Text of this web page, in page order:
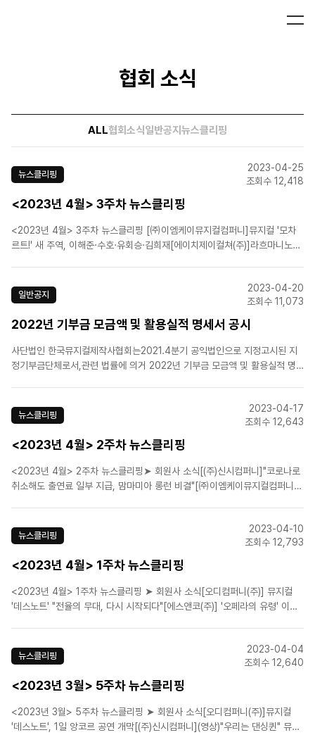
협회 소식
ALL협회소식일반공지 뉴스클리핑
뉴스클리핑
2023-04-25
조회수 12,418
<2023년 4월> 3주차 뉴스클리핑
<2023년 4월> 3주차 뉴스클리핑 [㈜이엠케이뮤지컬컴퍼니]뮤지컬 '모차
르트!' 새 주역, 이해준·수호·유회승·김희재[에이치제이컬쳐(주)]라흐마니노프,
진 창작자 발굴…'메이크 어..
일반공지
2023-04-20
조회수 11,073
2022년 기부금 모금액 및 활용실적 명세서 공시
사단법인 한국뮤지컬제작사협회는2021.4분기 공익법인으로 지정고시된 지
정기부금단체로서,관련 법률에 의거 2022년 기부금 모금액 및 활용실적 명
뉴스클리핑
2023-04-17
조회수 12,643
<2023년 4월> 2주차 뉴스클리핑
<2023년 4월> 2주차 뉴스클리핑➤ 회원사 소식[(주)신시컴퍼니]"코로나로
취소해도 출연료 일부 지급, 맘마미아 롱런 비결"[㈜이엠케이뮤지컬컴퍼니]
후 22년만[에이치제이컬쳐(주)]뮤지..
뉴스클리핑
2023-04-10
조회수 12,793
<2023년 4월> 1주차 뉴스클리핑
<2023년 4월> 1주차 뉴스클리핑 ➤ 회원사 소식[오디컴퍼니(주)] 뮤지컬
'데스노트' "전율의 무대, 다시 시작되다"[에스앤코(주)] '오페라의 유령' 이렇
전 배역 서..
뉴스클리핑
2023-04-04
조회수 12,640
<2023년 3월> 5주차 뉴스클리핑
<2023년 3월> 5주차 뉴스클리핑 ➤ 회원사 소식[오디컴퍼니(주)]뮤지컬
'데스노트', 1일 앙코르 공연 개막[(주)신시컴퍼니](영상)"우리는 댄싱퀸" 뮤지